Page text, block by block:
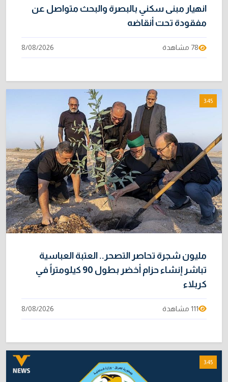
انهيار مبنى سكني بالبصرة والبحث متواصل عن
مفقودة تحت أنقاضه
78 مشاهدة 8/08/2026
3:45
مليون شجرة تحاصر التصحر.. العتبة العباسية
تباشر إنشاء حزام أخضر بطول 90 كيلومتراً في
كربلاء
111 مشاهدة 8/08/2026
3:45